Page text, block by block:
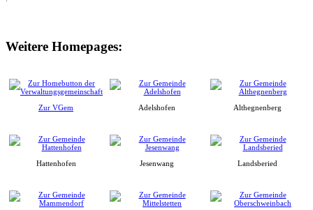
Weitere Homepages:
Zur VGem Adelshofen Althegnenberg
Hattenhofen Jesenwang Landsberied